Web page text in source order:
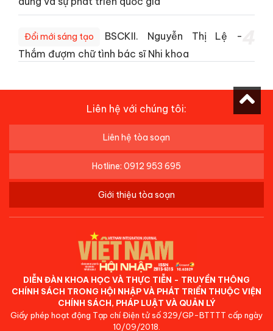
Đổi mới sáng tạo
BSCKII. Nguyễn Thị Lệ -
Thắm đượm chữ tình bác sĩ Nhi khoa
Liên hệ với chúng tôi:
Liên hệ tòa soạn
Hotline: 0912 953 695
Giới thiệu tòa soạn
DIỄN ĐÀN KHOA HỌC VÀ THỰC TIỄN - TRUYỀN THÔNG
CHÍNH SÁCH TRONG HỘI NHẬP VÀ PHÁT TRIỂN THUỘC VIỆN
CHÍNH SÁCH, PHÁP LUẬT VÀ QUẢN LÝ
Giấy phép hoạt động Tạp chí Điện tử số 329/GP-BTTTT cấp ngày
10/09/2018.